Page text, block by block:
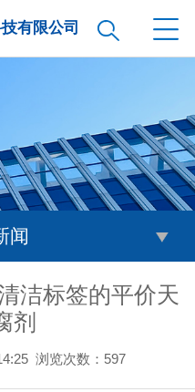
有限公司
闻
洁标签的平价天
剂
浏览次数： 597